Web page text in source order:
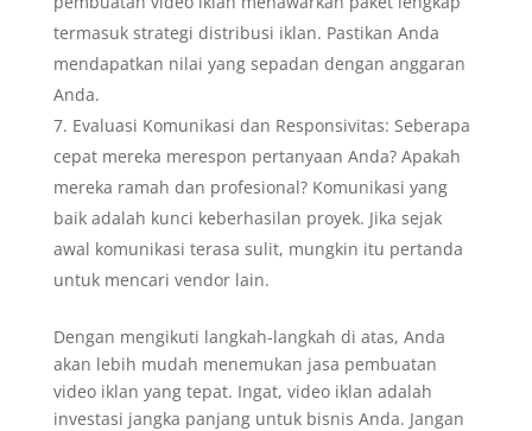
termasuk strategi distribusi iklan. Pastikan Anda
mendapatkan nilai yang sepadan dengan anggaran
Anda.
Evaluasi Komunikasi dan Responsivitas: Seberapa
cepat mereka merespon pertanyaan Anda? Apakah
mereka ramah dan profesional? Komunikasi yang
baik adalah kunci keberhasilan proyek. Jika sejak
awal komunikasi terasa sulit, mungkin itu pertanda
untuk mencari vendor lain.
Dengan mengikuti langkah-langkah di atas, Anda
akan lebih mudah menemukan jasa pembuatan
video iklan yang tepat. Ingat, video iklan adalah
investasi jangka panjang untuk bisnis Anda. Jangan